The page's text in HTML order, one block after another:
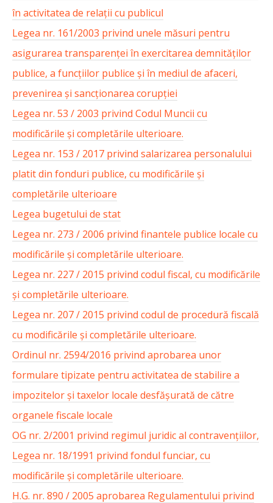
în activitatea de relații cu publicul
Legea nr. 161/2003 privind unele măsuri pentru
asigurarea transparenței în exercitarea demnităților
publice, a funcțiilor publice și în mediul de afaceri,
prevenirea și sancționarea corupției
Legea nr. 53 / 2003 privind Codul Muncii cu
modificările și completările ulterioare.
Legea nr. 153 / 2017 privind salarizarea personalului
platit din fonduri publice, cu modificările și
completările ulterioare
Legea bugetului de stat
Legea nr. 273 / 2006 privind finantele publice locale cu
modificările și completările ulterioare.
Legea nr. 227 / 2015 privind codul fiscal, cu modificările
și completările ulterioare.
Legea nr. 207 / 2015 privind codul de procedură fiscală
cu modificările și completările ulterioare.
Ordinul nr. 2594/2016 privind aprobarea unor
formulare tipizate pentru activitatea de stabilire a
impozitelor și taxelor locale desfășurată de către
organele fiscale locale
OG nr. 2/2001 privind regimul juridic al contravențiilor,
Legea nr. 18/1991 privind fondul funciar, cu
modificările și completările ulterioare.
H.G. nr. 890 / 2005 aprobarea Regulamentului privind